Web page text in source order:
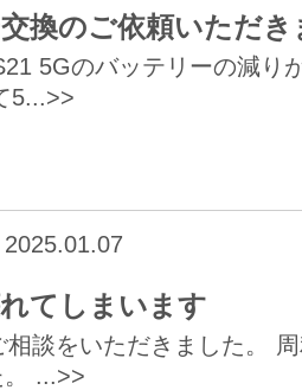
換のご依頼いただき
5Gのバッテリーの減り
5...>>
2025.01.07
てしまいます
談をいただきました。
。 ...>>